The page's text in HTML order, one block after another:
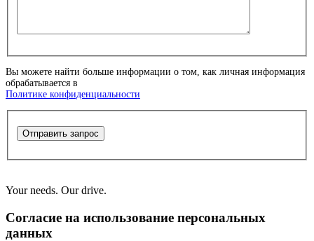
Вы можете найти больше информации о том, как личная информация
обрабатывается в
Политике конфиденциальности
Отправить запрос
Your needs. Our drive.
Согласие на использование персональных
данных